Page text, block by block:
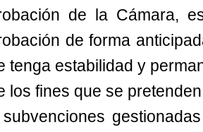
de la Cámara,
de forma
tenga estabilidad y
los fines que se